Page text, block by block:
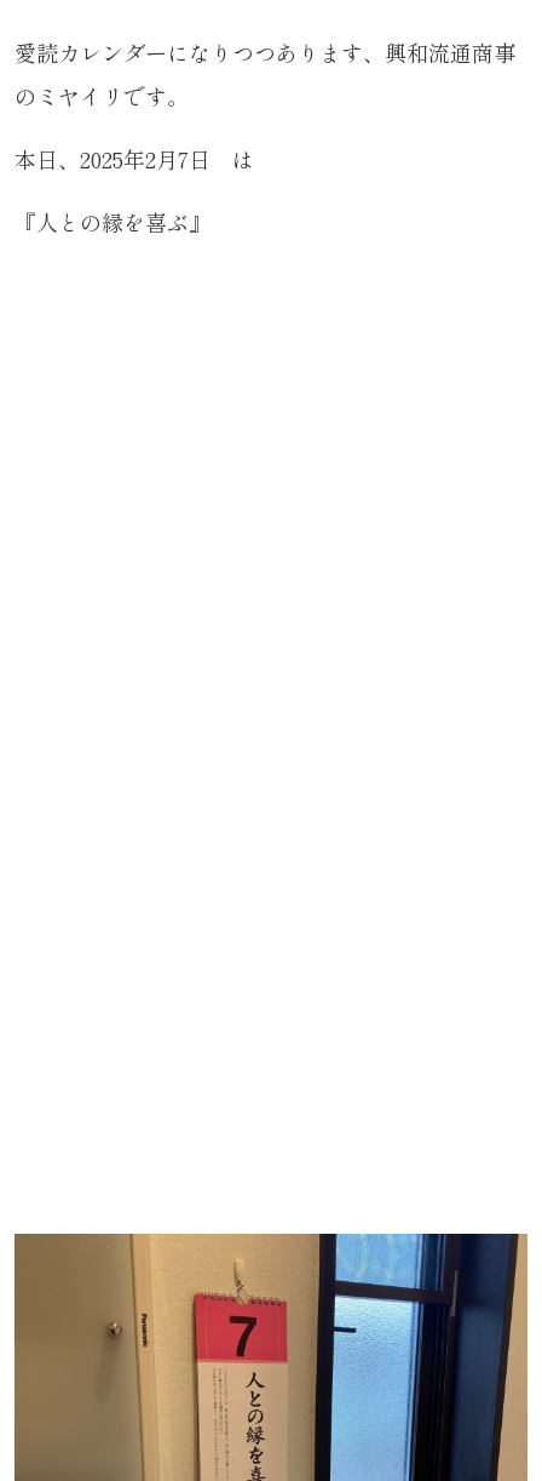
愛読カレンダーになりつつあります、興和流通商事
のミヤイリです。
本日、2025年2月7日 は
『人との縁を喜ぶ』